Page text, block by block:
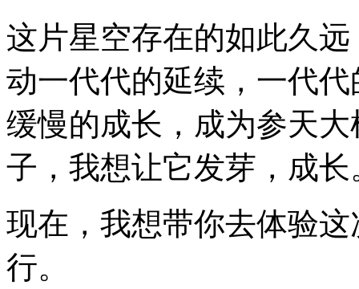
这片星空存在的如此久
动一代代的延续，一代
缓慢的成长，成为参天
子，我想让它发芽，成长
现在，我想带你去体验
行。